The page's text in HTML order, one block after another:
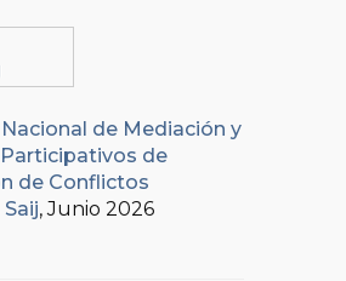
de Mediación y
de
de Conflictos
, Junio 2026